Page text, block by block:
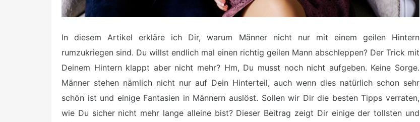
In diesem Artikel erkläre ich Dir, warum Männer nicht nur mit einem geilen Hintern
rumzukriegen sind. Du willst endlich mal einen richtig geilen Mann abschleppen? Der Trick mit
Deinem Hintern klappt aber nicht mehr? Hm, Du musst noch nicht aufgeben. Keine Sorge.
Männer stehen nämlich nicht nur auf Dein Hinterteil, auch wenn dies natürlich schon sehr
schön ist und einige Fantasien in Männern auslöst. Sollen wir Dir die besten Tipps verraten,
wie Du sicher nicht mehr lange alleine bist? Dieser Beitrag zeigt Dir einige der tollsten und